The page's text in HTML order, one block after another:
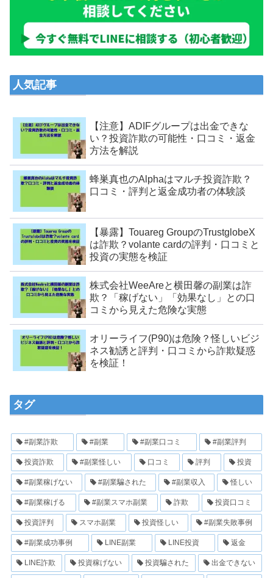
人気記事
【注意】ADIFグループは出金できな
い？投資詐欺の可能性・口コミ・返金
方法を解説
蜂巣真也のAlphaはマルチ投資詐欺？
口コミ・評判と返金成功者の体験談
【暴露】Touareg GroupのTrustglobeX
は詐欺？volante cardの評判・口コミと
投資の実態を検証
株式会社WeeAreと横田馨の副業は詐
欺？「稼げない」「効果なし」との口
コミから見えた危険な実態
オリーライフ(P90)は危険？怪しいビジ
ネス勧誘と評判・口コミから詐欺疑惑
を検証！
タグ
#副業詐欺 #副業 #副業口コミ #副業評判
投資詐欺 #副業怪しい 口コミ 評判 投資
#副業稼げない #副業騙された #副業収入 怪しい
#副業稼げる #副業スマホ副業 詐欺 投資口コミ
投資評判 スマホ副業 投資怪しい #副業失敗事例
#副業成功事例 LINE副業 LINE投資 返金
LINE詐欺 投資稼げない 投資騙された 出金できない